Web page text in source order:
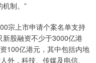
制。”
宗上市申请个案名单支持
股融资不少于3000亿港
100亿港元，其中包括内地
外，科技、传媒及电信、